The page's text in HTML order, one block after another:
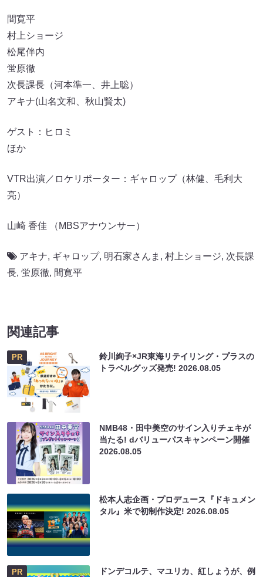
間寛平
村上ショージ
松尾伴内
蛍原徹
次長課長（河本準一、井上聡）
アキナ(山名文和、秋山賢太)
ゲスト：ヒロミ
ほか
VTR出演／ロケリポーター：ギャロップ（林健、毛利大
亮）
山崎 香佳 （MBSアナウンサー）
アキナ, ギャロップ, 明石家さんま , 村上ショージ, 次長課
長, 蛍原徹, 間寛平
関連記事
PR
鈴川絢子×JR東海リテイリング・プラスの
トラベルグッズ発売!2026.08.05
NMB48・田中美空のサイン入りチェキが
当たる! dバリューパスキャンペーン開催
2026.08.05
松本人志企画・プロデュース『ドキュメン
タル』米で初制作決定!2026.08.05
PR
ドンデコルテ、マユリカ、紅しょうが、例